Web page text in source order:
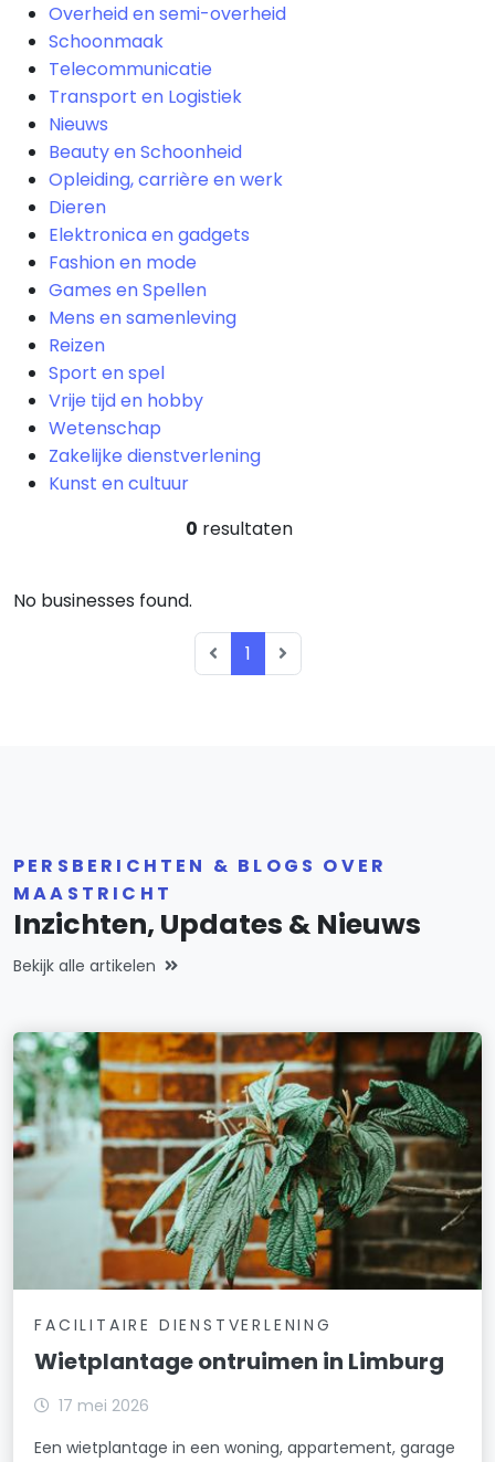
Overheid en semi-overheid
Schoonmaak
Telecommunicatie
Transport en Logistiek
Nieuws
Beauty en Schoonheid
Opleiding, carrière en werk
Dieren
Elektronica en gadgets
Fashion en mode
Games en Spellen
Mens en samenleving
Reizen
Sport en spel
Vrije tijd en hobby
Wetenschap
Zakelijke dienstverlening
Kunst en cultuur
0 resultaten
No businesses found.
1
PERSBERICHTEN & BLOGS OVER
MAASTRICHT
Inzichten, Updates & Nieuws
Bekijk alle artikelen
FACILITAIRE DIENSTVERLENING
Wietplantage ontruimen in Limburg
17 mei 2026
Een wietplantage in een woning, appartement, garage